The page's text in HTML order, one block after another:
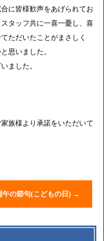
に皆様歓声をあげられてお
タッフ共に一喜一憂し、喜
ただいたことがまさしく
思いました。
ました。
族様より承諾をいただいて
午の節句(こどもの日) →